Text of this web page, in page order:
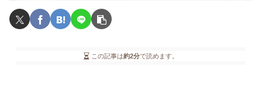
この記事は約2分で読めます。